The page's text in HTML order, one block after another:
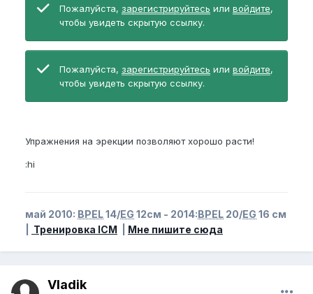
Пожалуйста, зарегистрируйтесь или войдите,
чтобы увидеть скрытую ссылку.
Пожалуйста, зарегистрируйтесь или войдите,
чтобы увидеть скрытую ссылку.
Упражнения на эрекции позволяют хорошо расти!
:hi
май 2010: BPEL14/EG 12см - 2014:BPEL 20/EG 16 см
Тренировка ICM Мне пишите сюда
Vladik